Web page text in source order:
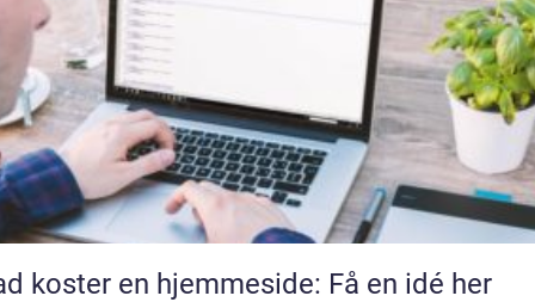
koster en hjemmeside: Få en idé her